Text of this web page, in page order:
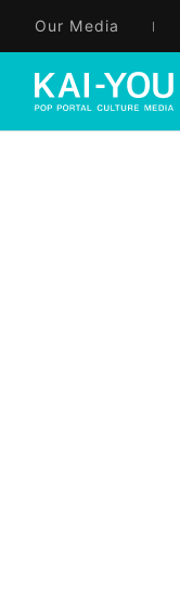
Our Media